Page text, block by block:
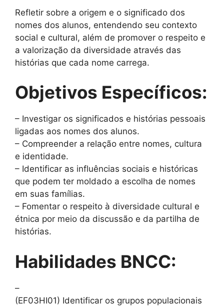
Refletir sobre a origem e o significado dos
nomes dos alunos, entendendo seu contexto
social e cultural, além de promover o respeito e
a valorização da diversidade através das
histórias que cada nome carrega.
Objetivos Específicos:
– Investigar os significados e histórias pessoais
ligadas aos nomes dos alunos.
– Compreender a relação entre nomes, cultura
e identidade.
– Identificar as influências sociais e históricas
que podem ter moldado a escolha de nomes
em suas famílias.
– Fomentar o respeito à diversidade cultural e
étnica por meio da discussão e da partilha de
histórias.
Habilidades BNCC:
–
(EF03HI01) Identificar os grupos populacionais